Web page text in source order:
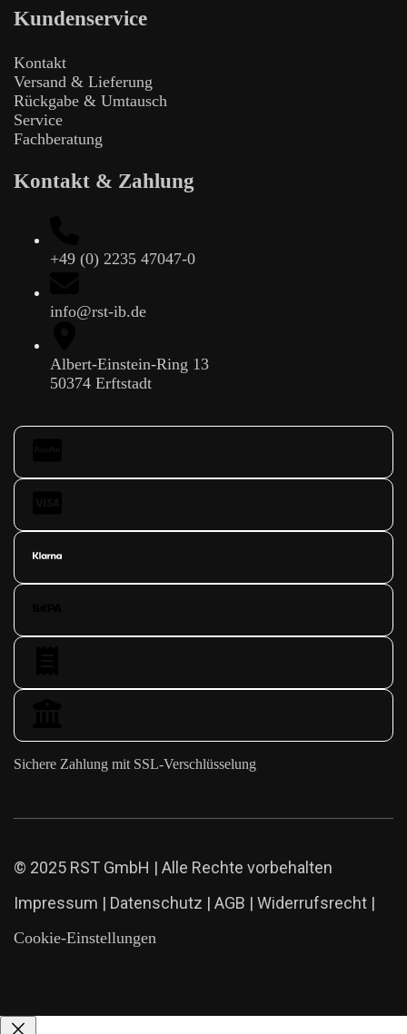
Kundenservice
Kontakt
Versand & Lieferung
Rückgabe & Umtausch
Service
Fachberatung
Kontakt & Zahlung
+49 (0) 2235 47047-0
info@rst-ib.de
Albert-Einstein-Ring 13
50374 Erftstadt
Sichere Zahlung mit SSL-Verschlüsselung
© 2025 RST GmbH | Alle Rechte vorbehalten
Impressum | Datenschutz | AGB | Widerrufsrecht |
Cookie-Einstellungen